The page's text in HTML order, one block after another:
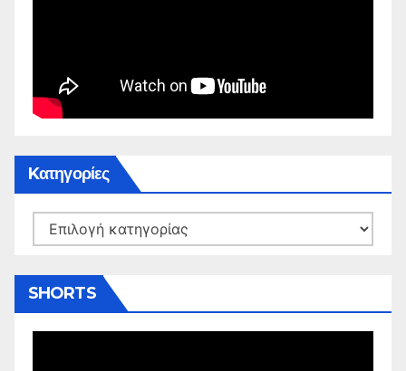
Kατηγορίες
Kατηγορίες
SHORTS